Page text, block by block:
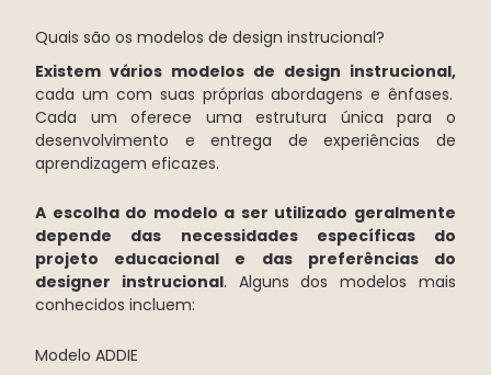
Quais são os modelos de design instrucional?
Existem vários modelos de design instrucional,
cada um com suas próprias abordagens e ênfases.
Cada um oferece uma estrutura única para o
desenvolvimento e entrega de experiências de
aprendizagem eficazes.
A escolha do modelo a ser utilizado geralmente
depende das necessidades específicas do
projeto educacional e das preferências do
designer instrucional. Alguns dos modelos mais
conhecidos incluem:
Modelo ADDIE